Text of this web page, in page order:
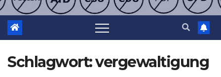
Schlagwort:vergewaltigung